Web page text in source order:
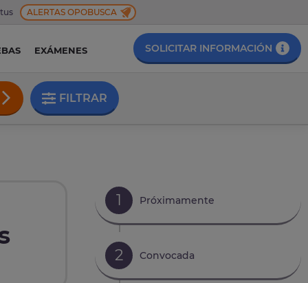
ALERTAS OPOBUSCA
EXÁMENES SOLICITAR INFORMACIÓN
FILTRAR
1 Próximamente
2 Convocada